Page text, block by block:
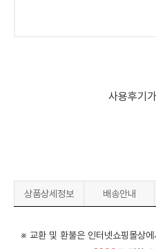
사용후기
상품상세정보 배송안내
※ 교환 및 환불은 인터넷쇼핑몰상